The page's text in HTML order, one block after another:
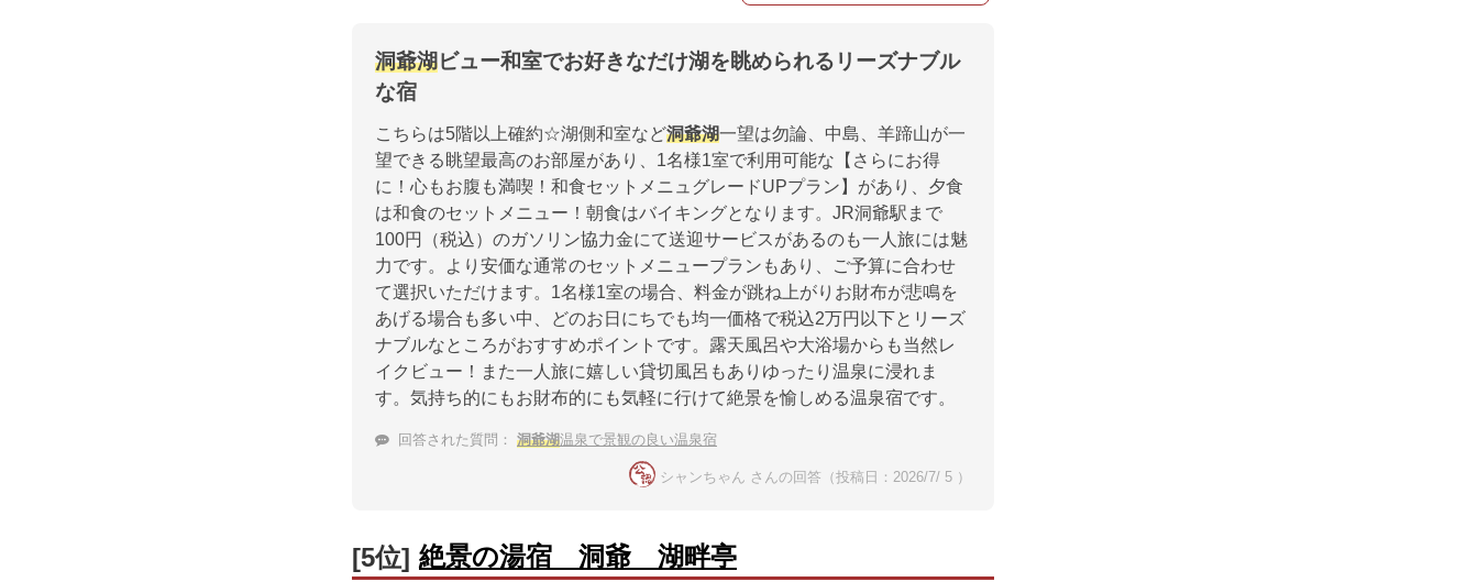
洞爺湖ビュー和室でお好きなだけ湖を眺められるリーズナブル
な宿
こちらは5階以上確約☆湖側和室など洞爺湖一望は勿論、中島、羊蹄山が一
望できる眺望最高のお部屋があり、1名様1室で利用可能な【さらにお得
に！心もお腹も満喫！和食セットメニュグレードUPプラン】があり、夕食
は和食のセットメニュー！朝食はバイキングとなります。JR洞爺駅まで
100円（税込）のガソリン協力金にて送迎サービスがあるのも一人旅には魅
力です。より安価な通常のセットメニュープランもあり、ご予算に合わせ
て選択いただけます。1名様1室の場合、料金が跳ね上がりお財布が悲鳴を
あげる場合も多い中、どのお日にちでも均一価格で税込2万円以下とリーズ
ナブルなところがおすすめポイントです。露天風呂や大浴場からも当然レ
イクビュー！また一人旅に嬉しい貸切風呂もありゆったり温泉に浸れま
す。気持ち的にもお財布的にも気軽に行けて絶景を愉しめる温泉宿です。
回答された質問： 洞爺湖温泉で景観の良い温泉宿
シャンちゃん さんの回答（投稿日：2026/7/ 5 ）
[5位] 絶景の湯宿 洞爺 湖畔亭